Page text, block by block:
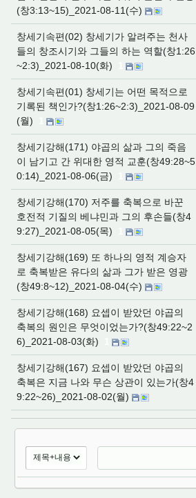
(창3:13~15)_2021-08-11(수)
창세기속편(02) 창세기가 알려주는 천사
들의 창조시기와 그들의 하는 역할(창1:26
~2:3)_2021-08-10(화)
창세기속편(01) 창세기는 어떤 목적으로
기록된 책인가?(창1:26~2:3)_2021-08-09
(월)
창세기강해(171) 야곱의 삶과 그의 죽음
이 남기고 간 위대한 영적 교훈(창49:28~5
0:14)_2021-08-06(금)
창세기강해(170) 저주를 축복으로 바꾼
호전적 기질의 베냐민과 그의 후손들(창4
9:27)_2021-08-05(목)
창세기강해(169) 또 하나의 영적 계승자
로 축복받은 유다의 삶과 그가 받은 영광
(창49:8~12)_2021-08-04(수)
창세기강해(168) 요셉이 받았던 야곱의
축복의 원인은 무엇이었는가?(창49:22~2
6)_2021-08-03(화)
창세기강해(167) 요셉이 받았던 야곱의
축복은 지금 나와 무슨 상관이 있는가(창4
9:22~26)_2021-08-02(월)